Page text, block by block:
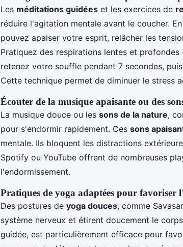
Les méditations guidées et les exercices de
réduire l'agitation mentale avant le coucher.
pouvez apaiser votre esprit, relâcher les
Pratiquez des respirations lentes et
retenez votre souffle pendant 7 secondes,
Cette technique permet de diminuer le stress
Écouter de la musique apaisante ou des
La musique douce ou les sons de la nature,
pour s'endormir rapidement. Ces sons
mentale. Ils bloquent les distractions
Spotify ou YouTube offrent de nombreuses
l'endormissement.
Pratiques de yoga adaptées pour favoriser
Des postures de yoga douces, comme
système nerveux et étirent doucement le
guidée, est particulièrement efficace pour